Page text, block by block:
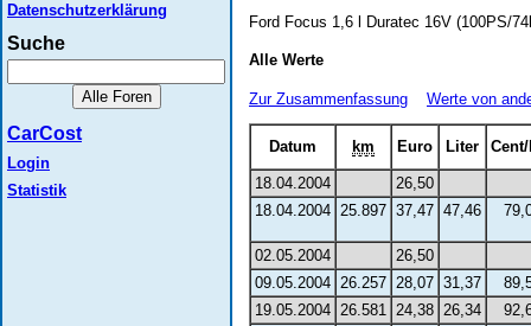
Datenschutzerklärung
Suche
CarCost
Login
Statistik
Ford Focus 1,6 l Duratec 16V (100PS/
Alle Werte
Zur Zusammenfassung Werte von
Datum km Euro Liter
18.04.2004
26,50
18.04.2004 25.897 37,47 47,46
02.05.2004
26,50
09.05.2004 26.257 28,07 31,37
19.05.2004 26.581 24,38 26,34